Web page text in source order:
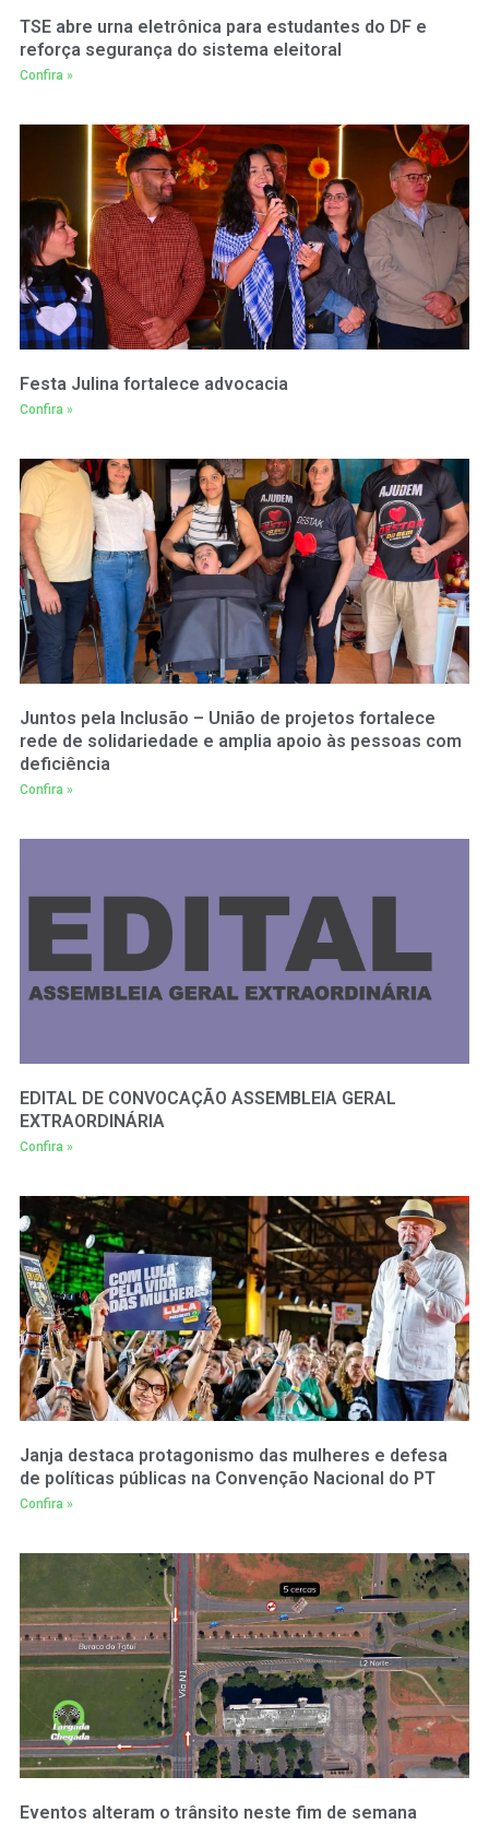
TSE abre urna eletrônica para estudantes do DF e
reforça segurança do sistema eleitoral
Confira »
Festa Julina fortalece advocacia
Confira »
Juntos pela Inclusão – União de projetos fortalece
rede de solidariedade e amplia apoio às pessoas com
deficiência
Confira »
EDITAL DE CONVOCAÇÃO ASSEMBLEIA GERAL
EXTRAORDINÁRIA
Confira »
Janja destaca protagonismo das mulheres e defesa
de políticas públicas na Convenção Nacional do PT
Confira »
Eventos alteram o trânsito neste fim de semana